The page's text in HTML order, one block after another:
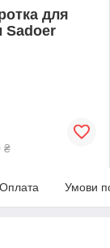
для
Sadoer
₴
Оплата Умови